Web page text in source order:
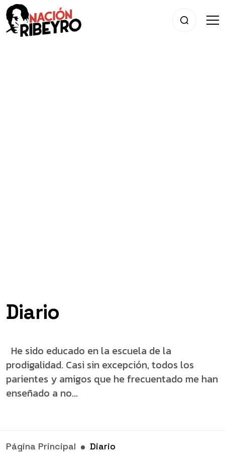
Diario
He sido educado en la escuela de la
prodigalidad. Casi sin excepción, todos los
parientes y amigos que he frecuentado me han
enseñado a no...
Página Principal Diario